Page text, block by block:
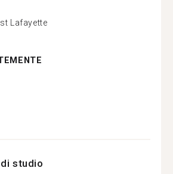
Lafayette
studio